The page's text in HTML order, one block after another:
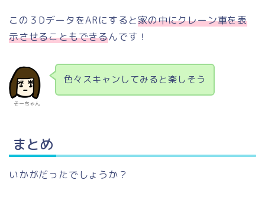
この３DデータをARにすると家の中にクレーン車を表
示させることもできるんです！
そーちゃん
色々スキャンしてみると楽しそう
まとめ
いかがだったでしょうか？